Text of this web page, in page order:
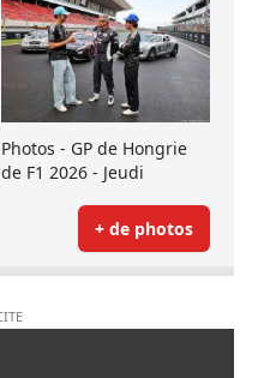
Photos - GP de Hongrie
de F1 2026 - Jeudi
+ de photos